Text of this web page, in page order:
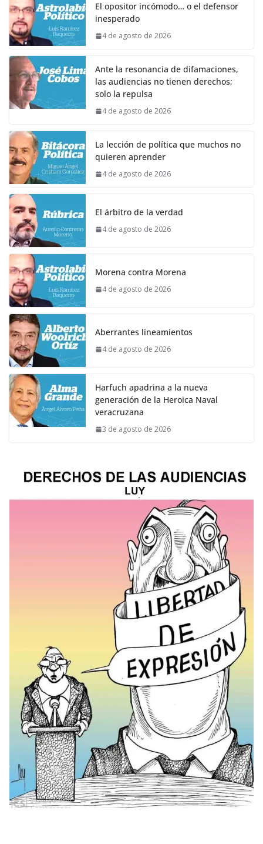
El opositor incómodo… o el defensor
inesperado
4 de agosto de 2026
Ante la resonancia de difamaciones,
las audiencias no tienen derechos;
solo la repulsa
4 de agosto de 2026
La lección de política que muchos no
quieren aprender
4 de agosto de 2026
El árbitro de la verdad
4 de agosto de 2026
Morena contra Morena
4 de agosto de 2026
Aberrantes lineamientos
4 de agosto de 2026
Harfuch apadrina a la nueva
generación de la Heroica Naval
veracruzana
3 de agosto de 2026